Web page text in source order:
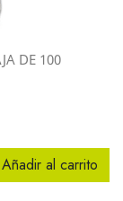
DE 100
Añadir al carrito